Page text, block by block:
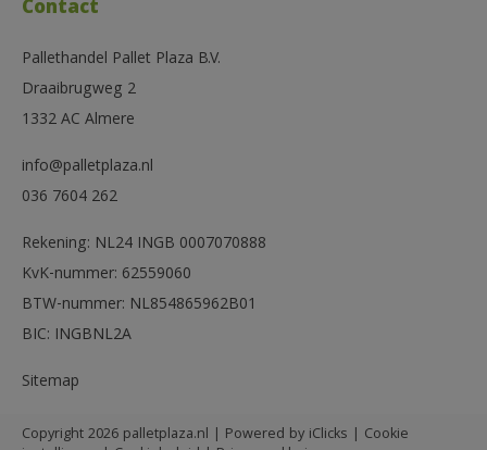
Contact
Pallethandel Pallet Plaza B.V.
Draaibrugweg 2
1332 AC Almere
info@palletplaza.nl
036 7604 262
Rekening: NL24 INGB 0007070888
KvK-nummer: 62559060
BTW-nummer: NL854865962B01
BIC: INGBNL2A
Sitemap
Copyright 2026 palletplaza.nl | Powered by iClicks | Cookie